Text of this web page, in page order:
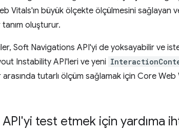
Vitals'ın büyük ölçekte ölçülmesini sağlayan
oluşturur.
Soft Navigations API'yi de yoksayabilir ve
Instability API'leri ve yeni
tutarlı ölçüm sağlamak için Core Web
test etmek için yardıma